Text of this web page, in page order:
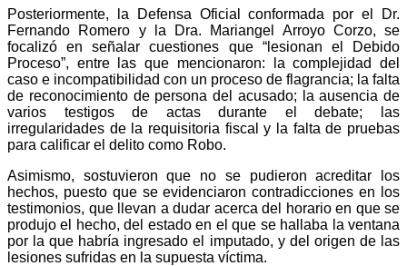
Posteriormente, la Defensa Oficial conformada por el Dr.
Fernando Romero y la Dra. Mariangel Arroyo Corzo, se
focalizó en señalar cuestiones que “lesionan el Debido
Proceso”, entre las que mencionaron: la complejidad del
caso e incompatibilidad con un proceso de flagrancia; la falta
de reconocimiento de persona del acusado; la ausencia de
varios testigos de actas durante el debate; las
irregularidades de la requisitoria fiscal y la falta de pruebas
para calificar el delito como Robo.
Asimismo, sostuvieron que no se pudieron acreditar los
hechos, puesto que se evidenciaron contradicciones en los
testimonios, que llevan a dudar acerca del horario en que se
produjo el hecho, del estado en el que se hallaba la ventana
por la que habría ingresado el imputado, y del origen de las
lesiones sufridas en la supuesta víctima.